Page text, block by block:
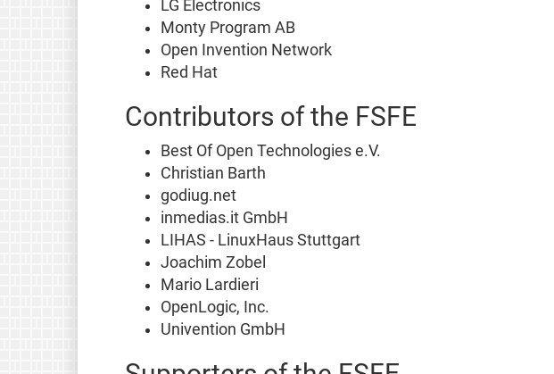
LG Electronics
Monty Program AB
Open Invention Network
Red Hat
Contributors of the FSFE
Best Of Open Technologies e.V.
Christian Barth
godiug.net
inmedias.it GmbH
LIHAS - LinuxHaus Stuttgart
Joachim Zobel
Mario Lardieri
OpenLogic, Inc.
Univention GmbH